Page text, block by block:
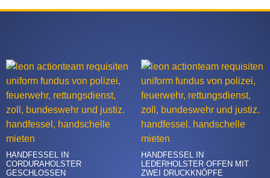
HANDFESSEL IN
CORDURAHOLSTER
GESCHLOSSEN
HANDFESSEL IN
LEDERHOLSTER OFFEN MIT
ZWEI DRUCKKNÖPFE